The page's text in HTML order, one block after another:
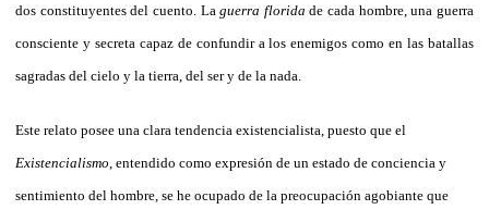
dos constituyentes del cuento. Laguerra florida de cada hombre, una guerra
consciente y secreta capaz de confundir a los enemigos como en las batallas
sagradas del cielo y la tierra, del ser y de la nada.
Este relato posee una clara tendencia existencialista, puesto que el
Existencialismo , entendido como expresión de un estado de conciencia y
sentimiento del hombre, se he ocupado de la preocupación agobiante que